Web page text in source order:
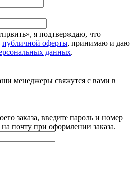
я подтверждаю, что
публичной оферты, принимаю и даю
данных.
менеджеры свяжутся с вами в
заказа, введите пароль и номер
почту при оформлении заказа.